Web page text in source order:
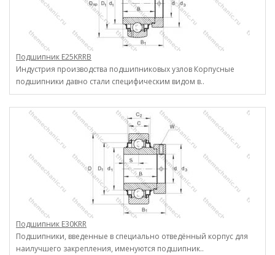
Подшипник E25KRRB
Индустрия производства подшипниковых узлов Корпусные
подшипники давно стали специфическим видом в..
Подшипник E30KRR
Подшипники, введенные в специально отведённый корпус для
наилучшего закрепления, именуются подшипник..